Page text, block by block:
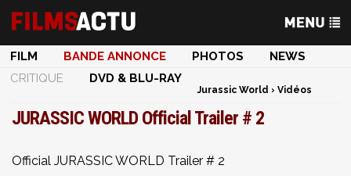
FILM BANDE ANNONCE PHOTOS
NEWS
CRITIQUE
DVD & BLU-RAY
Jurassic World › Vidéos
JURASSIC WORLD Official Trailer # 2
Official JURASSIC WORLD Trailer # 2